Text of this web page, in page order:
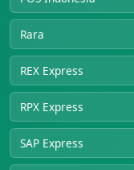
Rara
REX Express
RPX Express
SAP Express